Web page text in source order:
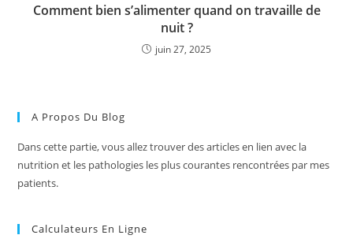
Comment bien s’alimenter quand on travaille de
nuit ?
juin 27, 2025
A Propos Du Blog
Dans cette partie, vous allez trouver des articles en lien avec la
nutrition et les pathologies les plus courantes rencontrées par mes
patients.
Calculateurs En Ligne